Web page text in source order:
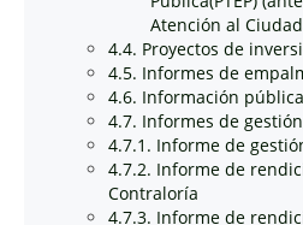
Atención al
4.4. Proyectos de
4.5. Informes de
4.6. Información
4.7. Informes de
4.7.1. Informe de
4.7.2. Informe de
Contraloría
4.7.3. Informe de